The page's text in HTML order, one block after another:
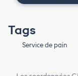
Tags
Service de pain